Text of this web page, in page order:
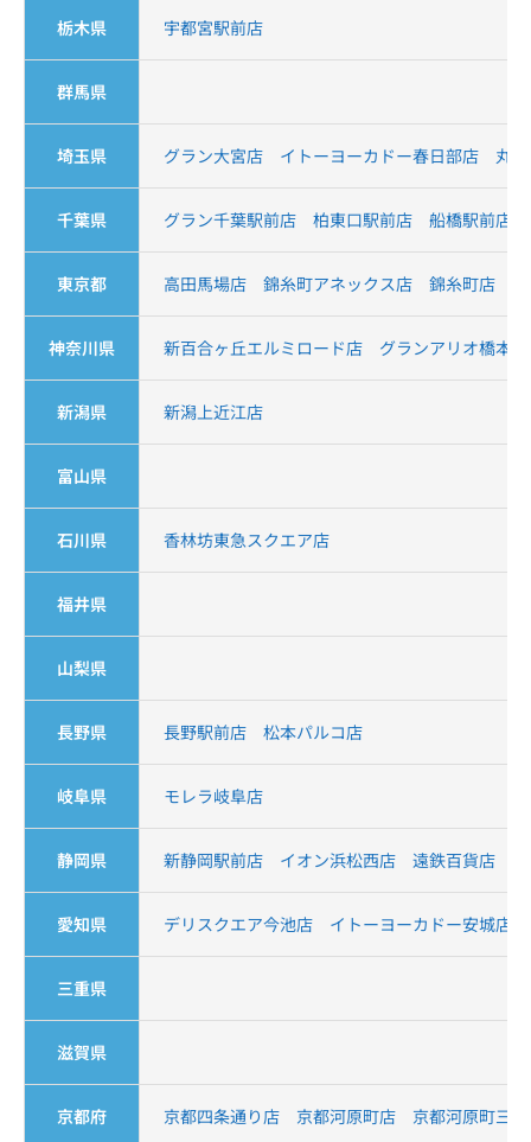
栃木県 宇都宮駅前店
群馬県
埼玉県 グラン大宮店 イトーヨーカドー春日部店 丸
千葉県 グラン千葉駅前店 柏東口駅前店 船橋駅前店
東京都 高田馬場店 錦糸町アネックス店 錦糸町店
神奈川県 新百合ヶ丘エルミロード店 グランアリオ橋本店
新潟県 新潟上近江店
富山県
石川県 香林坊東急スクエア店
福井県
山梨県
長野県 長野駅前店 松本パルコ店
岐阜県 モレラ岐阜店
静岡県 新静岡駅前店 イオン浜松西店 遠鉄百貨店
愛知県 デリスクエア今池店 イトーヨーカドー安城店
三重県
滋賀県
京都府 京都四条通り店 京都河原町店 京都河原町三